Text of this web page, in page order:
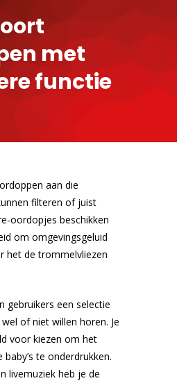
met
functie
aan die
filteren of juist
oordopjes beschikken
om omgevingsgeluid
het de trommelvliezen
gebruikers een selectie
of niet willen horen. Je
voor kiezen om het
baby’s te onderdrukken.
livemuziek heb je de